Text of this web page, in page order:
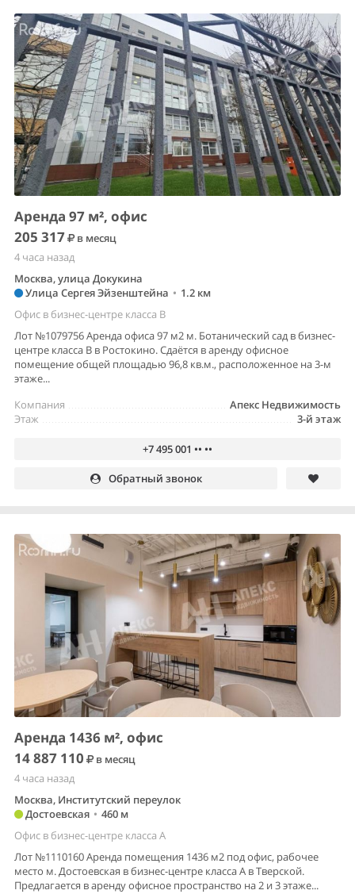
Аренда 97 м², офис
205 317
в месяц
4 часа назад
Москва, улица Докукина
Улица Сергея Эйзенштейна • 1.2 км
Офис в бизнес-центре класса B
Лот №1079756 Аренда офиса 97 м2 м. Ботанический сад в бизнес-
центре класса В в Ростокино. Сдаётся в аренду офисное
помещение общей площадью 96,8 кв.м., расположенное на 3-м
этаже...
Апекс Недвижимость
Компания
3-й этаж
Этаж
+7 495 001 •• ••
Обратный звонок
Аренда 1436 м², офис
14 887 110
в месяц
4 часа назад
Москва, Институтский переулок
Достоевская • 460 м
Офис в бизнес-центре класса A
Лот №1110160 Аренда помещения 1436 м2 под офис, рабочее
место м. Достоевская в бизнес-центре класса А в Тверской.
Предлагается в аренду офисное пространство на 2 и 3 этаже...